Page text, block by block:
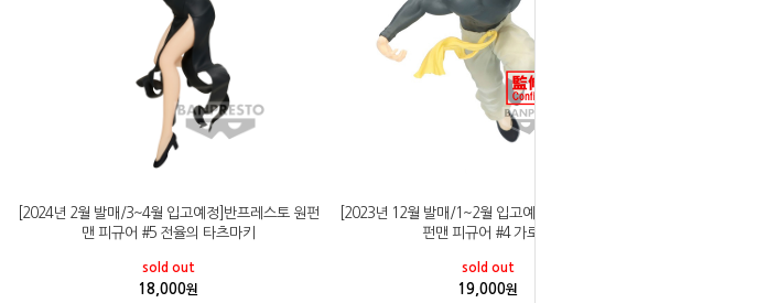
[2024년 2월 발매/3~4월 입고예정]반프레스토 원펀
맨 피규어 #5 전율의 타츠마키
sold out
18,000원
[2023년 12월 발매/1~2월 입고예정]반프레스토 원
펀맨 피규어 #4 가로우
sold out
19,000원